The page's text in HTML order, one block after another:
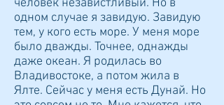
человек независтливый. Но в
одном случае я завидую. Завидую
тем, у кого есть море. У меня море
было дважды. Точнее, однажды
даже океан. Я родилась во
Владивостоке, а потом жила в
Ялте. Сейчас у меня есть Дунай. Но